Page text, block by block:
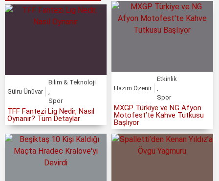
Gülru Ünüvar
Bilim & Teknoloji
,
Spor
TFF Fantezi Lig Nedir, Nasıl
Oynanır? Tüm Detaylar
Hazım Özenir
Etkinlik
Spor
MXGP Türkiye ve NG Afyon
Motofest’te Kahve Tutkusu
Başlıyor